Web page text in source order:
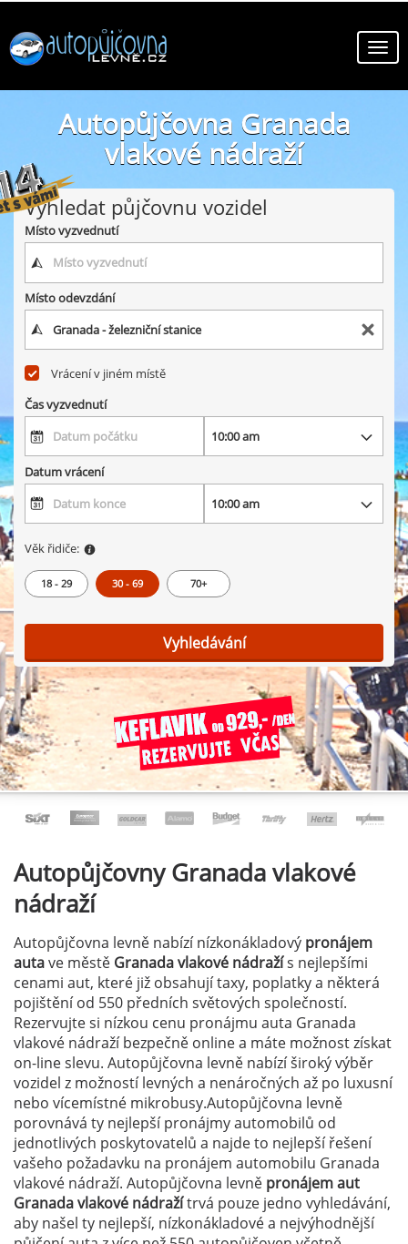
Autopůjčovna Granada
vlakové nádraží
online autopůjčovny ve městě Granada vlakové nádraží
Vyhledat půjčovnu vozidel
Místo vyzvednutí
Místo odevzdání
Vrácení v jiném místě
Čas vyzvednutí
Datum vrácení
Věk řidiče:
18 - 29 30 - 69 70+
Vyhledávání
AutopůjčovnyGranada vlakové
nádraží
Autopůjčovna levně nabízí nízkonákladový pronájem
autave městě Granada vlakové nádražís nejlepšími
cenami aut, které již obsahují taxy, poplatky a některá
pojištění od 550 předních světových společností.
Rezervujte si nízkou cenu pronájmu auta Granada
vlakové nádraží bezpečně online a máte možnost získat
on-line slevu. Autopůjčovna levně nabízí široký výběr
vozidel z možností levných a nenáročných až po luxusní
nebo vícemístné mikrobusy.Autopůjčovna levně
porovnává ty nejlepší pronájmy automobilů od
jednotlivých poskytovatelů a najde to nejlepší řešení
vašeho požadavku na pronájem automobilu Granada
vlakové nádraží. Autopůjčovna levně pronájem aut
Granada vlakové nádražítrvá pouze jedno vyhledávání,
aby našel ty nejlepší, nízkonákladové a nejvýhodnější